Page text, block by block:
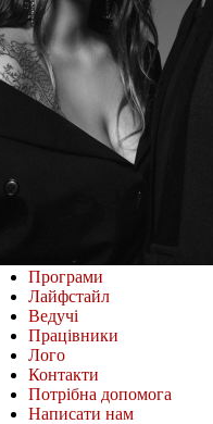
Олена Тополя
MÉLOVIN
ROXOLANA
Тоня Матвієнко
Фан-зона Хіт FM.
Наш відбір
Всі випуски
Як слухати онлайн
Програми
Лайфстайл
Ведучі
Працівники
Лого
Контакти
Потрібна допомога
Написати нам